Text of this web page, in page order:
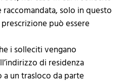
solo in questo
può essere
i solleciti vengano
di residenza
a un trasloco da parte